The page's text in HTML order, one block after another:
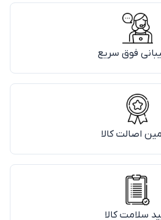
فوق سریع
اصالت کالا
سلامت کالا